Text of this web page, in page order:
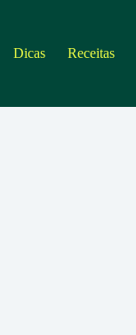
Dicas Receitas